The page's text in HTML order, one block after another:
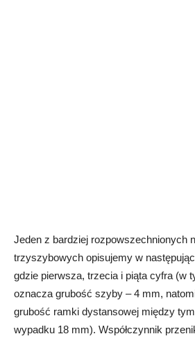
Jeden z bardziej rozpowszechnionych
trzyszybowych opisujemy w
gdzie pierwsza, trzecia i piąta cyfra (w
oznacza grubość szyby – 4 mm,
grubość ramki dystansowej między
wypadku 18 mm). Współczynnik